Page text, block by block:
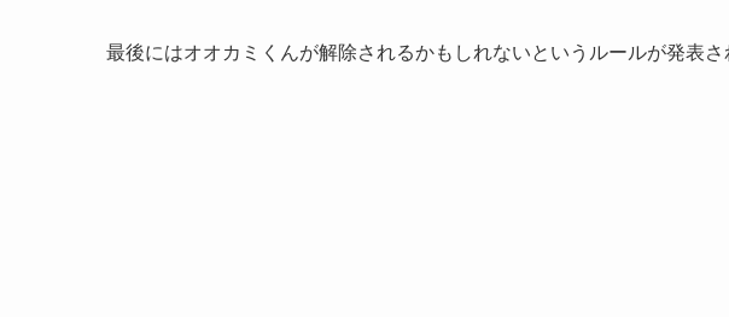
最後にはオオカミくんが解除されるかもしれないというルールが発表さ